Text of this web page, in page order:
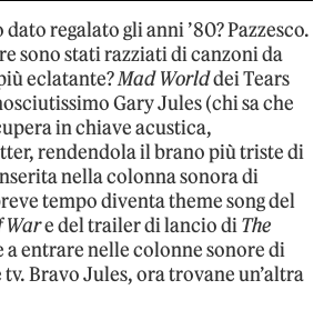
regalato gli anni ’80? Pazzesco.
sono stati razziati di canzoni da
eclatante?Mad Worlddei Tears
Gary Jules (chi sa che
in chiave acustica,
rendendola il brano più triste di
nella colonna sonora di
tempo diventa theme song del
Ware del trailer di lancio diThe
a entrare nelle colonne sonore di
Bravo Jules, ora trovane un’altra